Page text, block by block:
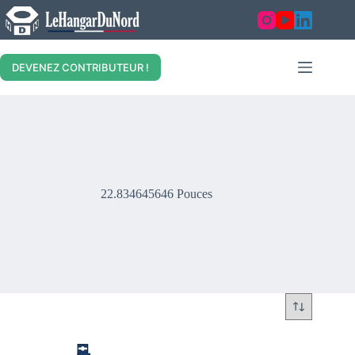
Skip
to
content
DEVENEZ CONTRIBUTEUR !
22.834645646 Pouces